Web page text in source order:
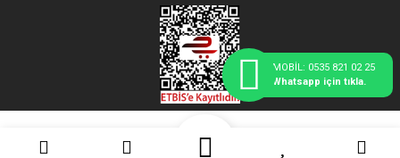
MOBİL: 0535 821 02 25
Whatsapp için tıkla.